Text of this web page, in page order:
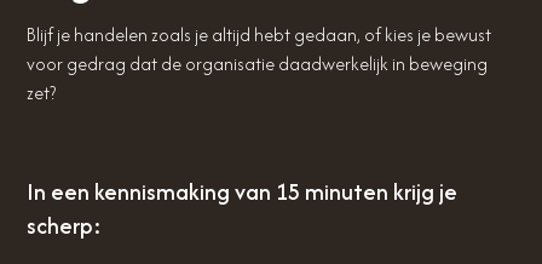
Blijf je handelen zoals je altijd hebt gedaan, of kies je bewust
voor gedrag dat de organisatie daadwerkelijk in beweging
zet?
In een kennismaking van 15 minuten krijg je
scherp: